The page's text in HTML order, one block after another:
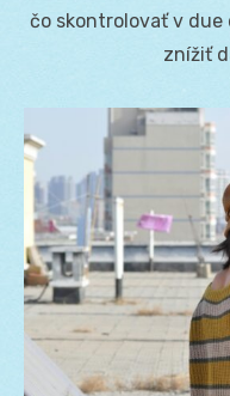
čo skontrolovať v
znížiť